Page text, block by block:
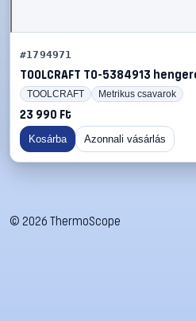
#1794971
TOOLCRAFT TO-5384913
TOOLCRAFT Metrikus csavarok
23 990 Ft
Kosárba Azonnali vásárlás
© 2026 ThermoScope